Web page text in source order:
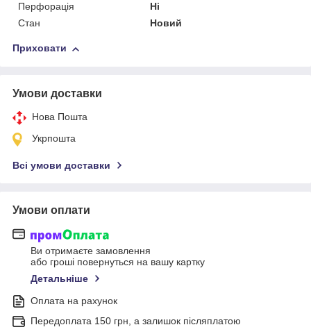
Перфорація
Ні
Стан
Новий
Приховати
Умови доставки
Нова Пошта
Укрпошта
Всі умови доставки
Умови оплати
Ви отримаєте замовлення
або гроші повернуться на вашу картку
Детальніше
Оплата на рахунок
Передоплата 150 грн, а залишок післяплатою